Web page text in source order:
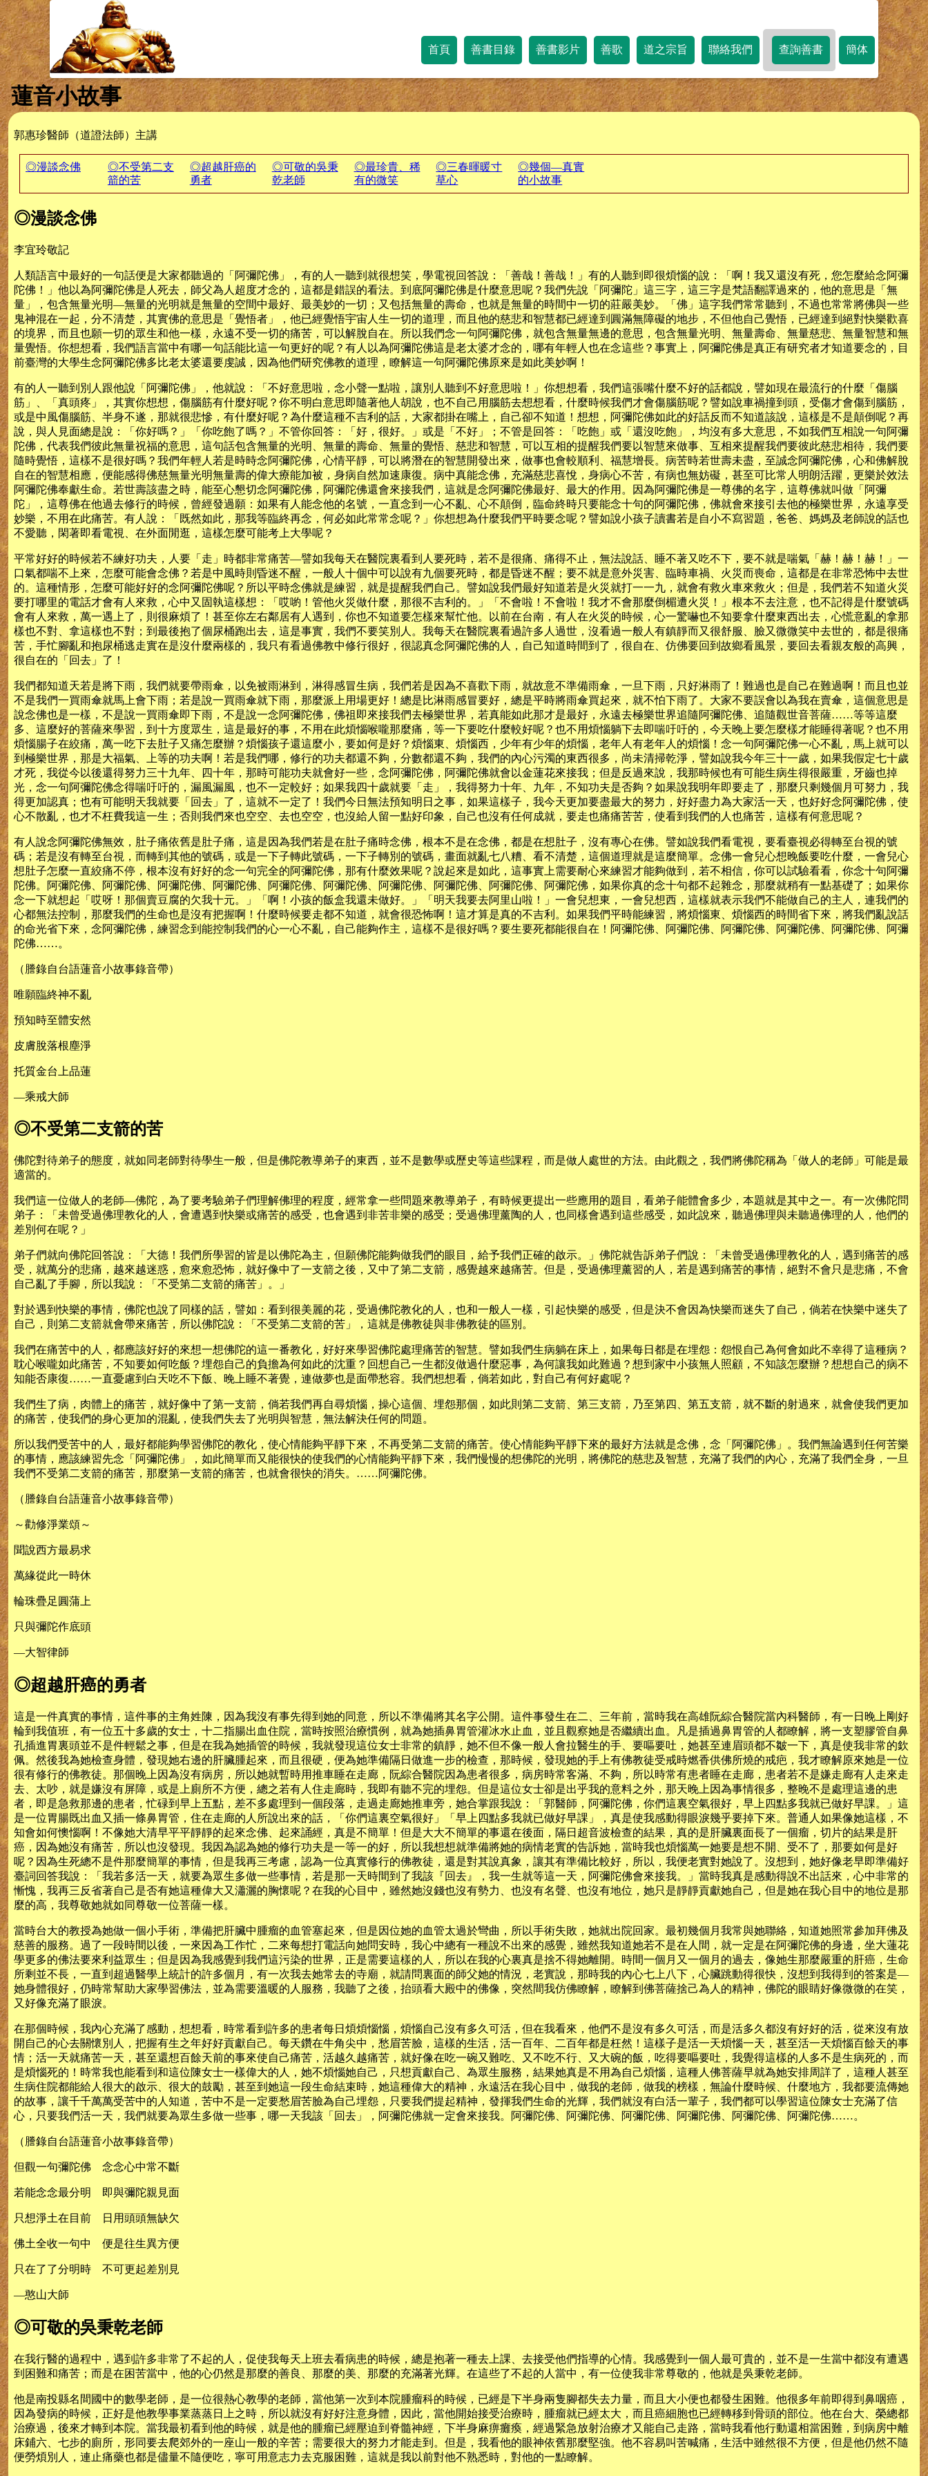
首頁 善書目錄 善書影片 善歌 道之宗旨 聯絡我們 查詢善書 簡体
蓮音小故事
郭惠珍醫師（道證法師）主講
◎漫談念佛
◎不受第二支
箭的苦
◎超越肝癌的
勇者
◎可敬的吳秉
乾老師
◎最珍貴、稀
有的微笑
◎三春暉暖寸
草心
◎幾個—真實
的小故事
◎漫談念佛
李宜玲敬記
人類語言中最好的一句話便是大家都聽過的「阿彌陀佛」，有的人一聽到就很想笑，學電視回答說：「善哉！善哉！」有的人聽到即很煩惱的說：「啊！我又還沒有死，您怎麼給念阿彌
陀佛！」他以為阿彌陀佛是人死去，師父為人超度才念的，這都是錯誤的看法。到底阿彌陀佛是什麼意思呢？我們先說「阿彌陀」這三字，這三字是梵語翻譯過來的，他的意思是「無
量」，包含無量光明—無量的光明就是無量的空間中最好、最美妙的一切；又包括無量的壽命，也就是無量的時間中一切的莊嚴美妙。「佛」這字我們常常聽到，不過也常常將佛與一些
鬼神混在一起，分不清楚，其實佛的意思是「覺悟者」，他已經覺悟宇宙人生一切的道理，而且他的慈悲和智慧都已經達到圓滿無障礙的地步，不但他自己覺悟，已經達到絕對快樂歡喜
的境界，而且也願一切的眾生和他一樣，永遠不受一切的痛苦，可以解脫自在。所以我們念一句阿彌陀佛，就包含無量無邊的意思，包含無量光明、無量壽命、無量慈悲、無量智慧和無
量覺悟。你想想看，我們語言當中有哪一句話能比這一句更好的呢？有人以為阿彌陀佛這是老太婆才念的，哪有年輕人也在念這些？事實上，阿彌陀佛是真正有研究者才知道要念的，目
前臺灣的大學生念阿彌陀佛多比老太婆還要虔誠，因為他們研究佛教的道理，瞭解這一句阿彌陀佛原來是如此美妙啊！
有的人一聽到別人跟他說「阿彌陀佛」，他就說：「不好意思啦，念小聲一點啦，讓別人聽到不好意思啦！」你想想看，我們這張嘴什麼不好的話都說，譬如現在最流行的什麼「傷腦
筋」、「真頭疼」，其實你想想，傷腦筋有什麼好呢？你不明白意思即隨著他人胡說，也不自己用腦筋去想想看，什麼時候我們才會傷腦筋呢？譬如說車禍撞到頭，受傷才會傷到腦筋，
或是中風傷腦筋、半身不遂，那就很悲慘，有什麼好呢？為什麼這種不吉利的話，大家都掛在嘴上，自己卻不知道！想想，阿彌陀佛如此的好話反而不知道該說，這樣是不是顛倒呢？再
說，與人見面總是說：「你好嗎？」「你吃飽了嗎？」不管你回答：「好，很好。」或是「不好」；不管是回答：「吃飽」或「還沒吃飽」，均沒有多大意思，不如我們互相說一句阿彌
陀佛，代表我們彼此無量祝福的意思，這句話包含無量的光明、無量的壽命、無量的覺悟、慈悲和智慧，可以互相的提醒我們要以智慧來做事、互相來提醒我們要彼此慈悲相待，我們要
隨時覺悟，這樣不是很好嗎？我們年輕人若是時時念阿彌陀佛，心情平靜，可以將潛在的智慧開發出來，做事也會較順利、福慧增長。病苦時若世壽未盡，至誠念阿彌陀佛，心和佛解脫
自在的智慧相應，便能感得佛慈無量光明無量壽的偉大療能加被，身病自然加速康復。病中真能念佛，充滿慈悲喜悅，身病心不苦，有病也無妨礙，甚至可比常人明朗活躍，更樂於效法
阿彌陀佛奉獻生命。若世壽該盡之時，能至心懇切念阿彌陀佛，阿彌陀佛還會來接我們，這就是念阿彌陀佛最好、最大的作用。因為阿彌陀佛是一尊佛的名字，這尊佛就叫做「阿彌
陀」，這尊佛在他過去修行的時候，曾經發過願：如果有人能念他的名號，一直念到一心不亂、心不顛倒，臨命終時只要能念十句的阿彌陀佛，佛就會來接引去他的極樂世界，永遠享受
妙樂，不用在此痛苦。有人說：「既然如此，那我等臨終再念，何必如此常常念呢？」你想想為什麼我們平時要念呢？譬如說小孩子讀書若是自小不寫習題，爸爸、媽媽及老師說的話也
不愛聽，閑著即看電視、在外面閒逛，這樣怎麼可能考上大學呢？
平常好好的時候若不練好功夫，人要「走」時都非常痛苦—譬如我每天在醫院裏看到人要死時，若不是很痛、痛得不止，無法說話、睡不著又吃不下，要不就是喘氣「赫！赫！赫！」一
口氣都喘不上來，怎麼可能會念佛？若是中風時則昏迷不醒，一般人十個中可以說有九個要死時，都是昏迷不醒；要不就是意外災害、臨時車禍、火災而喪命，這都是在非常恐怖中去世
的。這種情形，怎麼可能好好的念阿彌陀佛呢？所以平時念佛就是練習，就是提醒我們自己。譬如說我們最好知道若是火災就打一一九，就會有救火車來救火；但是，我們若不知道火災
要打哪里的電話才會有人來救，心中又固執這樣想：「哎喲！管他火災做什麼，那很不吉利的。」「不會啦！不會啦！我才不會那麼倒楣遭火災！」根本不去注意，也不記得是什麼號碼
會有人來救，萬一遇上了，則很麻煩了！甚至你左右鄰居有人遇到，你也不知道要怎樣來幫忙他。以前在台南，有人在火災的時候，心一驚嚇也不知要拿什麼東西出去，心慌意亂的拿那
樣也不對、拿這樣也不對；到最後抱了個尿桶跑出去，這是事實，我們不要笑別人。我每天在醫院裏看過許多人過世，沒看過一般人有鎮靜而又很舒服、臉又微微笑中去世的，都是很痛
苦，手忙腳亂和抱尿桶逃走實在是沒什麼兩樣的，我只有看過佛教中修行很好，很認真念阿彌陀佛的人，自己知道時間到了，很自在、仿佛要回到故鄉看風景，要回去看親友般的高興，
很自在的「回去」了！
我們都知道天若是將下雨，我們就要帶雨傘，以免被雨淋到，淋得感冒生病，我們若是因為不喜歡下雨，就故意不準備雨傘，一旦下雨，只好淋雨了！難過也是自己在難過啊！而且也並
不是我們一買雨傘就馬上會下雨；若是說一買雨傘就下雨，那麼派上用場更好！總是比淋雨感冒要好，總是平時將雨傘買起來，就不怕下雨了。大家不要誤會以為我在賣傘，這個意思是
說念佛也是一樣，不是說一買雨傘即下雨，不是說一念阿彌陀佛，佛祖即來接我們去極樂世界，若真能如此那才是最好，永遠去極樂世界追隨阿彌陀佛、追隨觀世音菩薩……等等這麼
多、這麼好的菩薩來學習，到十方度眾生，這是最好的事，不用在此煩惱喉嚨那麼痛，等一下要吃什麼較好呢？也不用煩惱躺下去即喘吁吁的，今天晚上要怎麼樣才能睡得著呢？也不用
煩惱腸子在絞痛，萬一吃下去肚子又痛怎麼辦？煩惱孩子還這麼小，要如何是好？煩惱東、煩惱西，少年有少年的煩惱，老年人有老年人的煩惱！念一句阿彌陀佛一心不亂，馬上就可以
到極樂世界，那是大福氣、上等的功夫啊！若是我們哪，修行的功夫都還不夠，分數都還不夠，我們的內心污濁的東西很多，尚未清掃乾淨，譬如說我今年三十一歲，如果我假定七十歲
才死，我從今以後還得努力三十九年、四十年，那時可能功夫就會好一些，念阿彌陀佛，阿彌陀佛就會以金蓮花來接我；但是反過來說，我那時候也有可能生病生得很嚴重，牙齒也掉
光，念一句阿彌陀佛念得喘吁吁的，漏風漏風，也不一定較好；如果我四十歲就要「走」，我得努力十年、九年，不知功夫是否夠？如果說我明年即要走了，那麼只剩幾個月可努力，我
得更加認真；也有可能明天我就要「回去」了，這就不一定了！我們今日無法預知明日之事，如果這樣子，我今天更加要盡最大的努力，好好盡力為大家活一天，也好好念阿彌陀佛，使
心不散亂，也才不枉費我這一生；否則我們來也空空、去也空空，也沒給人留一點好印象，自己也沒有任何成就，要走也痛痛苦苦，使看到我們的人也痛苦，這樣有何意思呢？
有人說念阿彌陀佛無效，肚子痛依舊是肚子痛，這是因為我們若是在肚子痛時念佛，根本不是在念佛，都是在想肚子，沒有專心在佛。譬如說我們看電視，要看臺視必得轉至台視的號
碼；若是沒有轉至台視，而轉到其他的號碼，或是一下子轉此號碼，一下子轉別的號碼，畫面就亂七八糟、看不清楚，這個道理就是這麼簡單。念佛一會兒心想晚飯要吃什麼，一會兒心
想肚子怎麼一直絞痛不停，根本沒有好好的念一句完全的阿彌陀佛，那有什麼效果呢？說起來是如此，這事實上需要耐心來練習才能夠做到，若不相信，你可以試驗看看，你念十句阿彌
陀佛。阿彌陀佛、阿彌陀佛、阿彌陀佛、阿彌陀佛、阿彌陀佛、阿彌陀佛、阿彌陀佛、阿彌陀佛、阿彌陀佛、阿彌陀佛，如果你真的念十句都不起雜念，那麼就稍有一點基礎了；如果你
念一下就想起「哎呀！那個賣豆腐的欠我十元。」「啊！小孩的飯盒我還未做好。」「明天我要去阿里山啦！」一會兒想東，一會兒想西，這樣就表示我們不能做自己的主人，連我們的
心都無法控制，那麼我們的生命也是沒有把握啊！什麼時候要走都不知道，就會很恐怖啊！這才算是真的不吉利。如果我們平時能練習，將煩惱東、煩惱西的時間省下來，將我們亂說話
的命光省下來，念阿彌陀佛，練習念到能控制我們的心一心不亂，自己能夠作主，這樣不是很好嗎？要生要死都能很自在！阿彌陀佛、阿彌陀佛、阿彌陀佛、阿彌陀佛、阿彌陀佛、阿彌
陀佛……。
（謄錄自台語蓮音小故事錄音帶）
唯願臨終神不亂
預知時至體安然
皮膚脫落根塵淨
托質金台上品蓮
—乘戒大師
◎不受第二支箭的苦
佛陀對待弟子的態度，就如同老師對待學生一般，但是佛陀教導弟子的東西，並不是數學或歷史等這些課程，而是做人處世的方法。由此觀之，我們將佛陀稱為「做人的老師」可能是最
適當的。
我們這一位做人的老師—佛陀，為了要考驗弟子們理解佛理的程度，經常拿一些問題來教導弟子，有時候更提出一些應用的題目，看弟子能體會多少，本題就是其中之一。有一次佛陀問
弟子：「未曾受過佛理教化的人，會遭遇到快樂或痛苦的感受，也會遇到非苦非樂的感受；受過佛理薰陶的人，也同樣會遇到這些感受，如此說來，聽過佛理與未聽過佛理的人，他們的
差別何在呢？」
弟子們就向佛陀回答說：「大德！我們所學習的皆是以佛陀為主，但願佛陀能夠做我們的眼目，給予我們正確的啟示。」佛陀就告訴弟子們說：「未曾受過佛理教化的人，遇到痛苦的感
受，就萬分的悲痛，越來越迷惑，愈來愈恐怖，就好像中了一支箭之後，又中了第二支箭，感覺越來越痛苦。但是，受過佛理薰習的人，若是遇到痛苦的事情，絕對不會只是悲痛，不會
自己亂了手腳，所以我說：「不受第二支箭的痛苦」。」
對於遇到快樂的事情，佛陀也說了同樣的話，譬如：看到很美麗的花，受過佛陀教化的人，也和一般人一樣，引起快樂的感受，但是決不會因為快樂而迷失了自己，倘若在快樂中迷失了
自己，則第二支箭就會帶來痛苦，所以佛陀說：「不受第二支箭的苦」，這就是佛教徒與非佛教徒的區別。
我們在痛苦中的人，都應該好好的來想一想佛陀的這一番教化，好好來學習佛陀處理痛苦的智慧。譬如我們生病躺在床上，如果每日都是在埋怨：怨恨自己為何會如此不幸得了這種病？
耽心喉嚨如此痛苦，不知要如何吃飯？埋怨自己的負擔為何如此的沈重？回想自己一生都沒做過什麼惡事，為何讓我如此難過？想到家中小孩無人照顧，不知該怎麼辦？想想自己的病不
知能否康復……一直憂慮到白天吃不下飯、晚上睡不著覺，連做夢也是面帶愁容。我們想想看，倘若如此，對自己有何好處呢？
我們生了病，肉體上的痛苦，就好像中了第一支箭，倘若我們再自尋煩惱，操心這個、埋怨那個，如此則第二支箭、第三支箭，乃至第四、第五支箭，就不斷的射過來，就會使我們更加
的痛苦，使我們的身心更加的混亂，使我們失去了光明與智慧，無法解決任何的問題。
所以我們受苦中的人，最好都能夠學習佛陀的教化，使心情能夠平靜下來，不再受第二支箭的痛苦。使心情能夠平靜下來的最好方法就是念佛，念「阿彌陀佛」。我們無論遇到任何苦樂
的事情，應該練習先念「阿彌陀佛」，如此簡單而又能很快的使我們的心情能夠平靜下來，我們慢慢的想佛陀的光明，將佛陀的慈悲及智慧，充滿了我們的內心，充滿了我們全身，一旦
我們不受第二支箭的痛苦，那麼第一支箭的痛苦，也就會很快的消失。……阿彌陀佛。
（謄錄自台語蓮音小故事錄音帶）
～勸修淨業頌～
聞說西方最易求
萬緣從此一時休
輪珠疊足圓蒲上
只與彌陀作底頭
—大智律師
◎超越肝癌的勇者
這是一件真實的事情，這件事的主角姓陳，因為我沒有事先得到她的同意，所以不準備將其名字公開。這件事發生在二、三年前，當時我在高雄阮綜合醫院當內科醫師，有一日晚上剛好
輪到我值班，有一位五十多歲的女士，十二指腸出血住院，當時按照治療慣例，就為她插鼻胃管灌冰水止血，並且觀察她是否繼續出血。凡是插過鼻胃管的人都瞭解，將一支塑膠管自鼻
孔插進胃裏頭並不是件輕鬆之事，但是在我為她插管的時候，我就發現這位女士非常的鎮靜，她不但不像一般人會拉醫生的手、要嘔要吐，她甚至連眉頭都不皺一下，真是使我非常的欽
佩。然後我為她檢查身體，發現她右邊的肝臟腫起來，而且很硬，便為她準備隔日做進一步的檢查，那時候，發現她的手上有佛教徒受戒時燃香供佛所燒的戒疤，我才瞭解原來她是一位
很有修行的佛教徒。那個晚上因為沒有病房，所以她就暫時用推車睡在走廊，阮綜合醫院因為患者很多，病房時常客滿、不夠，所以時常有患者睡在走廊，患者若不是嫌走廊有人走來走
去、太吵，就是嫌沒有屏障，或是上廁所不方便，總之若有人住走廊時，我即有聽不完的埋怨。但是這位女士卻是出乎我的意料之外，那天晚上因為事情很多，整晚不是處理這邊的患
者，即是急救那邊的患者，忙碌到早上五點，差不多處理到一個段落，走過走廊她推車旁，她合掌跟我說：「郭醫師，阿彌陀佛，你們這裏空氣很好，早上四點多我就已做好早課。」這
是一位胃腸既出血又插一條鼻胃管，住在走廊的人所說出來的話，「你們這裏空氣很好」「早上四點多我就已做好早課」，真是使我感動得眼淚幾乎要掉下來。普通人如果像她這樣，不
知會如何懊惱啊！不像她大清早平平靜靜的起來念佛、起來誦經，真是不簡單！但是大大不簡單的事還在後面，隔日超音波檢查的結果，真的是肝臟裏面長了一個瘤，切片的結果是肝
癌，因為她沒有痛苦，所以也沒發現。我因為認為她的修行功夫是一等一的好，所以我想想就準備將她的病情老實的告訴她，當時我也煩惱萬一她要是想不開、受不了，那要如何是好
呢？因為生死總不是件那麼簡單的事情，但是我再三考慮，認為一位真實修行的佛教徒，還是對其說真象，讓其有準備比較好，所以，我便老實對她說了。沒想到，她好像老早即準備好
臺詞回答我說：「我若多活一天，就要為眾生多做一些事情，若是那一天時間到了我該『回去』，我一生就等這一天，阿彌陀佛會來接我。」當時我真是感動得說不出話來，心中非常的
慚愧，我再三反省著自己是否有她這種偉大又瀟灑的胸懷呢？在我的心目中，雖然她沒錢也沒有勢力、也沒有名聲、也沒有地位，她只是靜靜貢獻她自己，但是她在我心目中的地位是那
麼的高，我尊敬她就如同尊敬一位菩薩一樣。
當時台大的教授為她做一個小手術，準備把肝臟中腫瘤的血管塞起來，但是因位她的血管太過於彎曲，所以手術失敗，她就出院回家。最初幾個月我常與她聯絡，知道她照常參加拜佛及
慈善的服務。過了一段時間以後，一來因為工作忙，二來每想打電話向她問安時，我心中總有一種說不出來的感覺，雖然我知道她若不是在人間，就一定是在阿彌陀佛的身邊，坐大蓮花
學更多的佛法要來利益眾生；但是因為我感覺到我們這污染的世界，正是需要這樣的人，所以在我的心裏真是捨不得她離開。時間一個月又一個月的過去，像她生那麼嚴重的肝癌，生命
所剩並不長，一直到超過醫學上統計的許多個月，有一次我去她常去的寺廟，就請問裏面的師父她的情況，老實說，那時我的內心七上八下，心臟跳動得很快，沒想到我得到的答案是—
她身體很好，仍時常幫助大家學習佛法，並為需要溫暖的人服務，我聽了之後，抬頭看大殿中的佛像，突然間我仿佛瞭解，瞭解到佛菩薩捨己為人的精神，佛陀的眼睛好像微微的在笑，
又好像充滿了眼淚。
在那個時候，我內心充滿了感動，想想看，時常看到許多的患者每日煩煩惱惱，煩惱自己沒有多久可活，但在我看來，他們不是沒有多久可活，而是活多久都沒有好好的活，從來沒有放
開自己的心去關懷別人，把握有生之年好好貢獻自己。每天鑽在牛角尖中，愁眉苦臉，這樣的生活，活一百年、二百年都是枉然！這樣子是活一天煩惱一天，甚至活一天煩惱百餘天的事
情；活一天就痛苦一天，甚至還想百餘天前的事來使自己痛苦，活越久越痛苦，就好像在吃一碗又難吃、又不吃不行、又大碗的飯，吃得要嘔要吐，我覺得這樣的人多不是生病死的，而
是煩惱死的！時常我也能看到和這位陳女士一樣偉大的人，她不煩惱她自己，只想貢獻自己、為眾生服務，結果她真是不用為自己煩惱，這種人佛菩薩早就為她安排周詳了，這種人甚至
生病住院都能給人很大的啟示、很大的鼓勵，甚至到她這一段生命結束時，她這種偉大的精神，永遠活在我心目中，做我的老師，做我的榜樣，無論什麼時候、什麼地方，我都要流傳她
的故事，讓千千萬萬受苦中的人知道，苦中不是一定要愁眉苦臉為自己埋怨，只要我們提起精神，發揮我們生命的光輝，我們就沒有白活一輩子，我們都可以學習這位陳女士充滿了信
心，只要我們活一天，我們就要為眾生多做一些事，哪一天我該「回去」，阿彌陀佛就一定會來接我。阿彌陀佛、阿彌陀佛、阿彌陀佛、阿彌陀佛、阿彌陀佛、阿彌陀佛……。
（謄錄自台語蓮音小故事錄音帶）
但觀一句彌陀佛 念念心中常不斷
若能念念最分明 即與彌陀親見面
只想淨土在目前 日用頭頭無缺欠
佛土全收一句中 便是往生異方便
只在了了分明時 不可更起差別見
—憨山大師
◎可敬的吳秉乾老師
在我行醫的過程中，遇到許多非常了不起的人，促使我每天上班去看病患的時候，總是抱著一種去上課、去接受他們指導的心情。我感覺到一個人最可貴的，並不是一生當中都沒有遭遇
到困難和痛苦；而是在困苦當中，他的心仍然是那麼的善良、那麼的美、那麼的充滿著光輝。在這些了不起的人當中，有一位使我非常尊敬的，他就是吳秉乾老師。
他是南投縣名間國中的數學老師，是一位很熱心教學的老師，當他第一次到本院腫瘤科的時候，已經是下半身兩隻腳都失去力量，而且大小便也都發生困難。他很多年前即得到鼻咽癌，
因為發病的時候，正好是他教學事業蒸蒸日上之時，所以就沒有好好注意身體，因此，當他開始接受治療時，腫瘤就已經太大，而且癌細胞也已經轉移到骨頭的部位。他在台大、榮總都
治療過，後來才轉到本院。當我最初看到他的時候，就是他的腫瘤已經壓迫到脊髓神經，下半身麻痹癱瘓，經過緊急放射治療才又能自己走路，當時我看他行動還相當困難，到病房中離
床鋪六、七步的廁所，形同要去爬郊外的一座山一般的辛苦；需要很大的努力才能走到。但是，我看他的眼神依舊那麼堅強。他不容易叫苦喊痛，生活中雖然很不方便，但是他仍然不隨
便勞煩別人，連止痛藥也都是儘量不隨便吃，寧可用意志力去克服困難，這就是我以前對他不熟悉時，對他的一點瞭解。